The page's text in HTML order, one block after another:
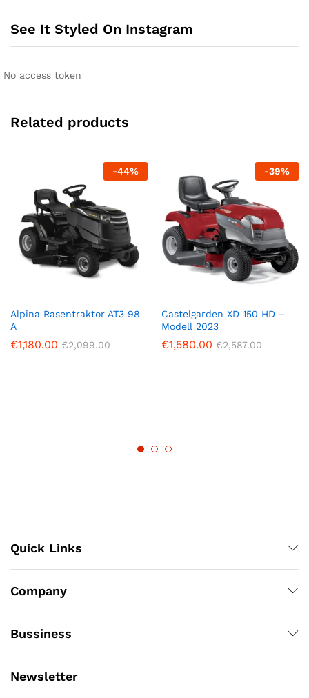
See It Styled On Instagram
No access token
Related products
-44%
Alpina Rasentraktor AT3 98
A
€1,180.00 €2,099.00
-39%
Castelgarden XD 150 HD –
Modell 2023
€1,580.00 €2,587.00
Quick Links
Company
Bussiness
Newsletter